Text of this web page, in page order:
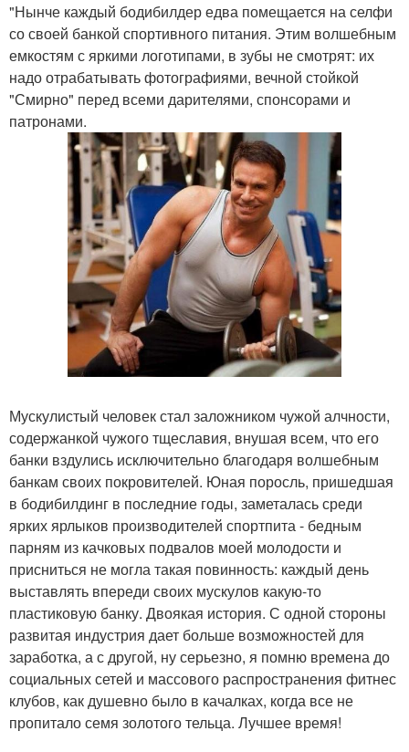
"Нынче каждый бодибилдер едва помещается на селфи
со своей банкой спортивного питания. Этим волшебным
емкостям с яркими логотипами, в зубы не смотрят: их
надо отрабатывать фотографиями, вечной стойкой
"Смирно" перед всеми дарителями, спонсорами и
патронами.
Мускулистый человек стал заложником чужой алчности,
содержанкой чужого тщеславия, внушая всем, что его
банки вздулись исключительно благодаря волшебным
банкам своих покровителей. Юная поросль, пришедшая
в бодибилдинг в последние годы, заметалась среди
ярких ярлыков производителей спортпита - бедным
парням из качковых подвалов моей молодости и
присниться не могла такая повинность: каждый день
выставлять впереди своих мускулов какую-то
пластиковую банку. Двоякая история. С одной стороны
развитая индустрия дает больше возможностей для
заработка, а с другой, ну серьезно, я помню времена до
социальных сетей и массового распространения фитнес
клубов, как душевно было в качалках, когда все не
пропитало семя золотого тельца. Лучшее время!